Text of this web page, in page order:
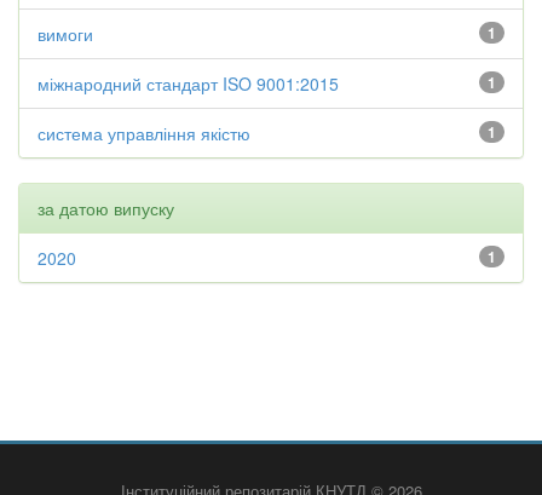
1
вимоги
1
міжнародний стандарт ISO 9001:2015
1
система управління якістю
за датою випуску
1
2020